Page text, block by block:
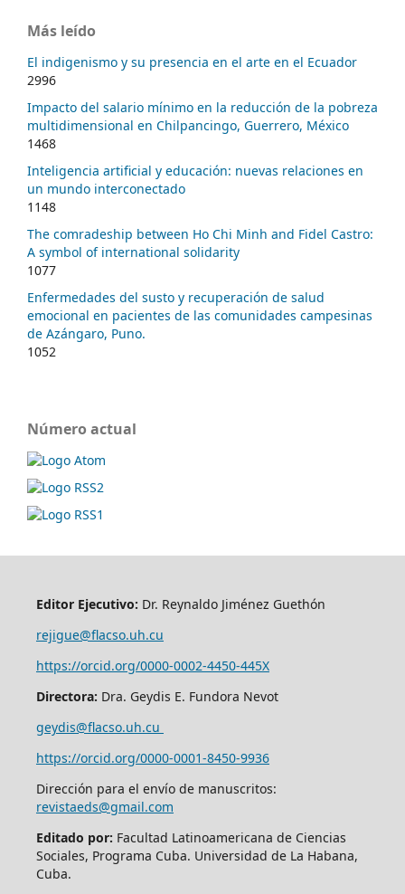
Más leído
El indigenismo y su presencia en el arte en el Ecuador
2996
Impacto del salario mínimo en la reducción de la pobreza
multidimensional en Chilpancingo, Guerrero, México
1468
Inteligencia artificial y educación: nuevas relaciones en
un mundo interconectado
1148
The comradeship between Ho Chi Minh and Fidel Castro:
A symbol of international solidarity
1077
Enfermedades del susto y recuperación de salud
emocional en pacientes de las comunidades campesinas
de Azángaro, Puno.
1052
Número actual
Editor Ejecutivo: Dr. Reynaldo Jiménez Guethón
rejigue@flacso.uh.cu
https://orcid.org/0000-0002-4450-445X
Directora: Dra. Geydis E. Fundora Nevot
geydis@flacso.uh.cu
https://orcid.org/0000-0001-8450-9936
Dirección para el envío de manuscritos:
revistaeds@gmail.com
Editado por: Facultad Latinoamericana de Ciencias
Sociales, Programa Cuba. Universidad de La Habana,
Cuba.